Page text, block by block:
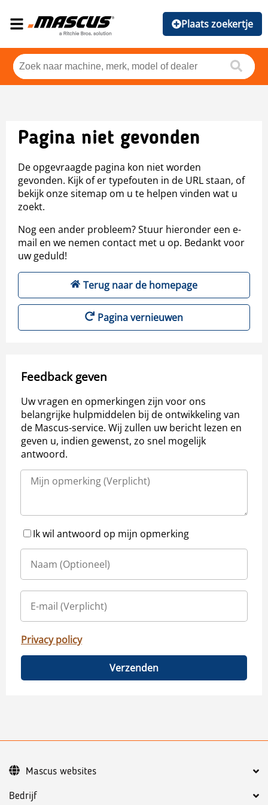
Plaats zoekertje
Pagina niet gevonden
De opgevraagde pagina kon niet worden
gevonden. Kijk of er typefouten in de URL staan, of
bekijk onze sitemap om u te helpen vinden wat u
zoekt.
Nog een ander probleem? Stuur hieronder een e-
mail en we nemen contact met u op. Bedankt voor
uw geduld!
Terug naar de homepage
Pagina vernieuwen
Feedback geven
Uw vragen en opmerkingen zijn voor ons
belangrijke hulpmiddelen bij de ontwikkeling van
de Mascus-service. Wij zullen uw bericht lezen en
geven u, indien gewenst, zo snel mogelijk
antwoord.
Ik wil antwoord op mijn opmerking
Privacy policy
Verzenden
Bedrijf
Mascus websites